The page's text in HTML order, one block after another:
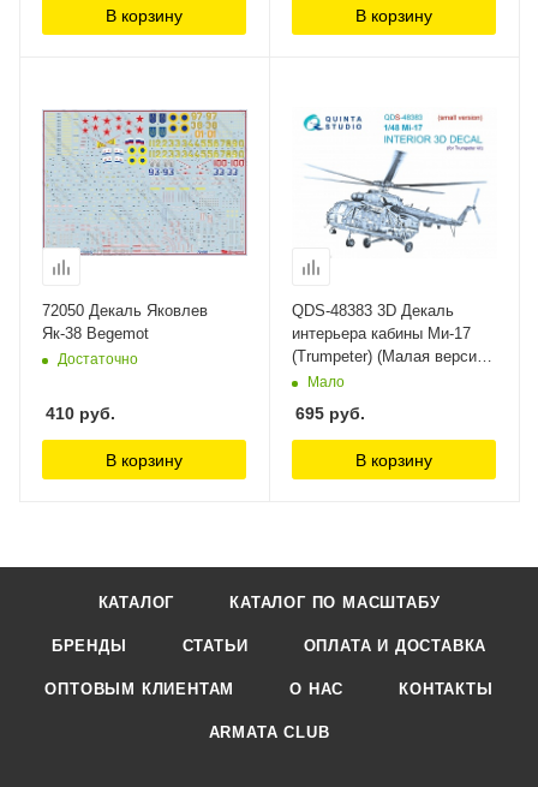
В корзину В корзину
72050 Декаль Яковлев
Як-38 Begemot
Достаточно
410 руб.
В корзину
QDS-48383 3D Декаль
интерьера кабины Ми-17
(Trumpeter) (Малая версия)
Quinta Studio
Мало
695 руб.
В корзину
КАТАЛОГ КАТАЛОГ ПО МАСШТАБУ
БРЕНДЫ СТАТЬИ ОПЛАТА И ДОСТАВКА
ОПТОВЫМ КЛИЕНТАМ О НАС КОНТАКТЫ
ARMATA CLUB